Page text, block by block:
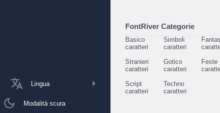
Lingua
Modalità scura
FontRiver Categorie
Basico
caratteri
Simboli
caratteri
Stranieri
caratteri
Gotico
caratteri
Feste
Script
caratteri
Techno
caratteri